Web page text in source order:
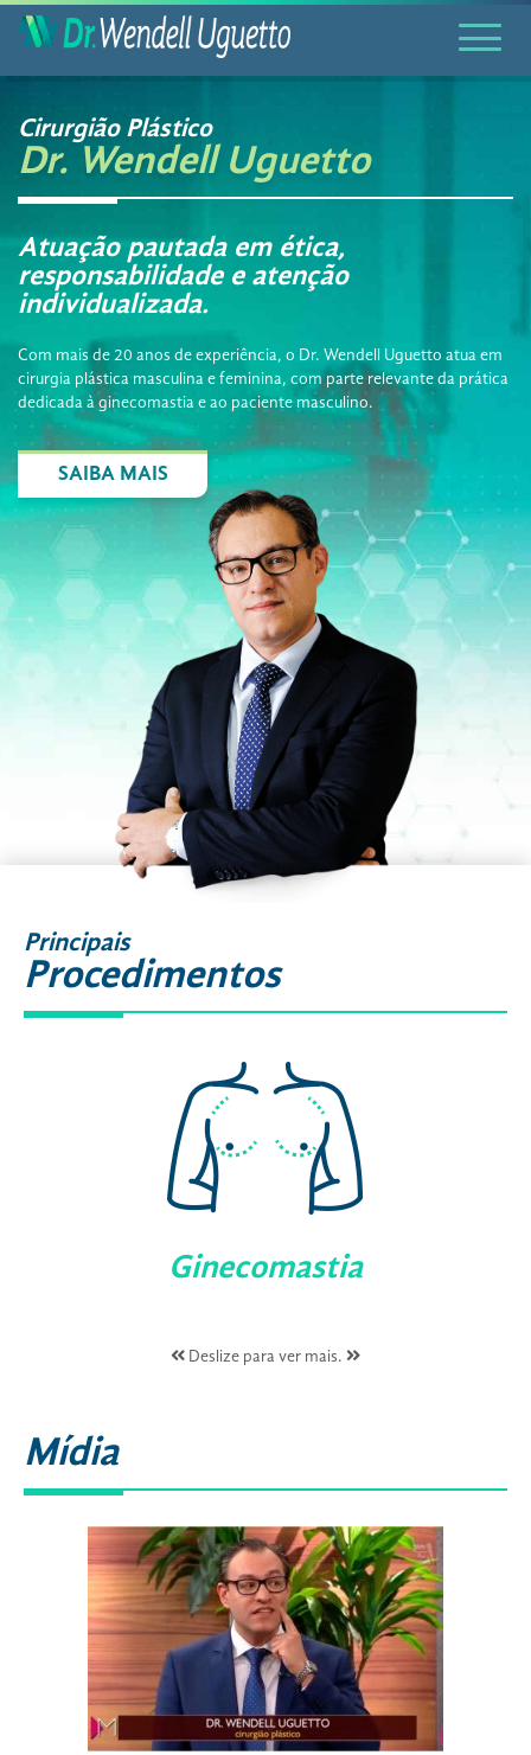
Cirurgião Plástico
Dr. Wendell Uguetto
Atuação pautada em ética,
responsabilidade e atenção
individualizada.
Com mais de 20 anos de experiência, o Dr. Wendell Uguetto atua em
cirurgia plástica masculina e feminina, com parte relevante da prática
dedicada à ginecomastia e ao paciente masculino.
SAIBA MAIS
Principais
Procedimentos
Ginecomastia
Deslize para ver mais.
Mídia